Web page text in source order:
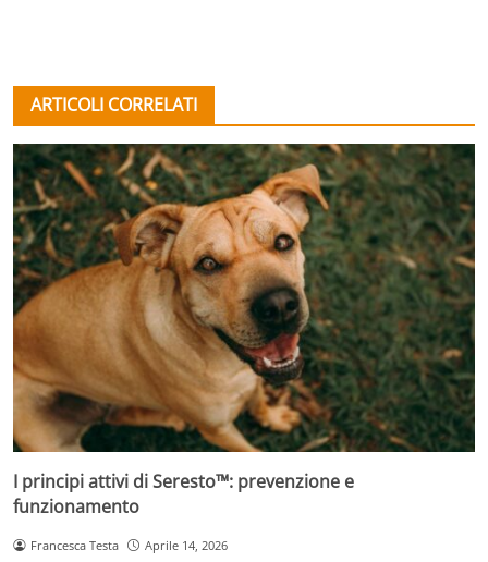
ARTICOLI CORRELATI
I principi attivi di Seresto™: prevenzione e
funzionamento
Francesca Testa Aprile 14, 2026